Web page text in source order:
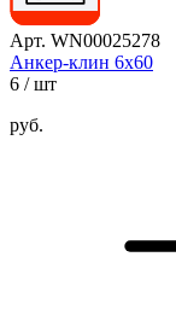
Арт. WN00025278
Анкер-клин 6х60
6 / шт
руб.